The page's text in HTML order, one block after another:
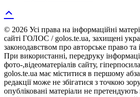
© 2026 Усі права на інформаційні
сайті ГОЛОС / golos.te.ua, захищені
законодавством про авторське право та
При використанні, передруку
фото-,відеоматеріалів сайту,
golos.te.ua має міститися в першому
редакції може не збігатися з точкою
опубліковані матеріали не претендують